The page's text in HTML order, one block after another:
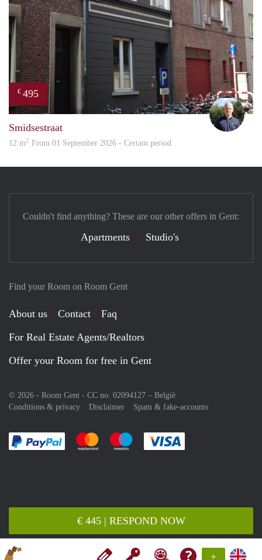
+
€ 445 | RESPOND NOW
€ 495
hans
Smidsestraat
12 m2 From 01 September 2026 - Certain period
Find your Room on Room Gent
About us Contact
Faq
For Real Estate Agents/Realtors
Offer your Room for free in Gent
© 2026 - Room Gent - CC no. 02094127 – België
Conditions & privacy
Disclaimer Spam & fake-accounts
Pay easily with :payment method
Pay easily with :payment method
Pay easily with :payment method
Couldn't find anything? These are our other offers in Gent:
Apartments Studio's